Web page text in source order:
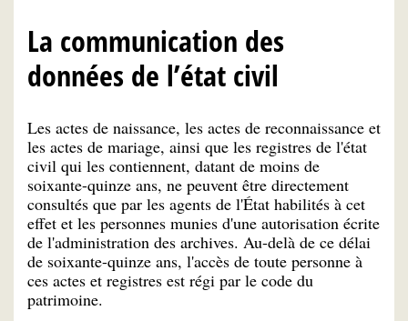
La communication des
données de l’état civil
Les actes de naissance, les actes de reconnaissance et
les actes de mariage, ainsi que les registres de l'état
civil qui les contiennent, datant de moins de
soixante-quinze ans, ne peuvent être directement
consultés que par les agents de l'État habilités à cet
effet et les personnes munies d'une autorisation écrite
de l'administration des archives. Au-delà de ce délai
de soixante-quinze ans, l'accès de toute personne à
ces actes et registres est régi par le code du
patrimoine.